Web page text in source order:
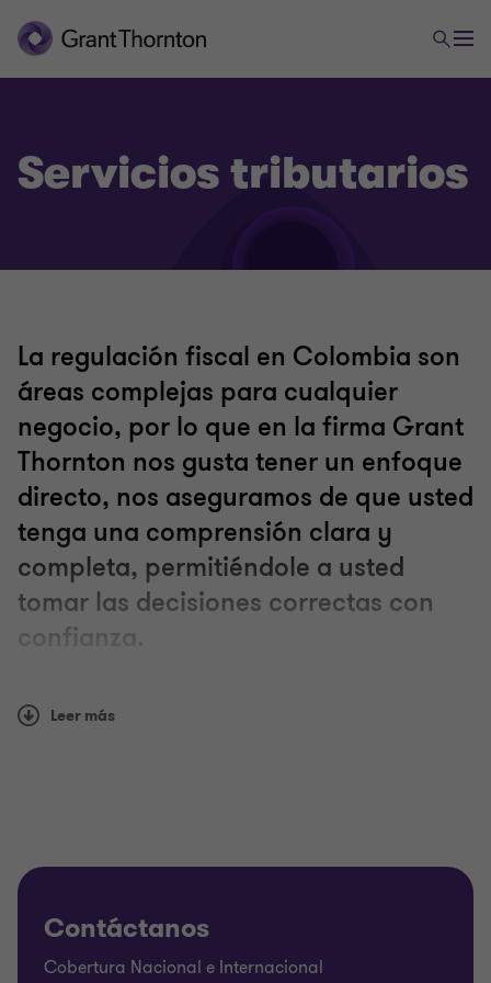
Servicios tributarios
Servicios tributarios
La regulación fiscal en Colombia son
áreas complejas para cualquier
negocio, por lo que en la firma Grant
Thornton nos gusta tener un enfoque
directo, nos aseguramos de que usted
tenga una comprensión clara y
completa, permitiéndole a usted
tomar las decisiones correctas con
confianza.
impuestos, podemos responder a sus preguntas,
Nuestros servicios de impuestos incluyen:
Outsourcing o cumplimiento de Impuestos
Corporativos
Leer más
Contáctanos
Cobertura Nacional e Internacional